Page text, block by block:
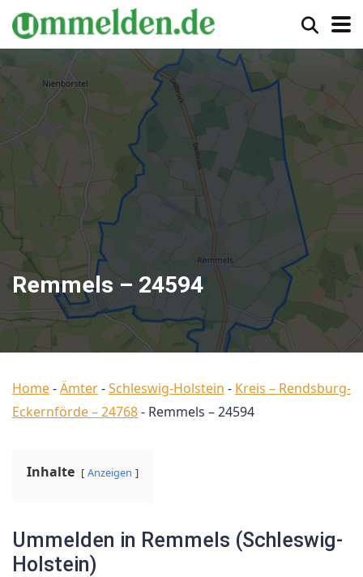
Remmels – 24594
Home-Ämter-Schleswig-Holstein - Kreis – Rendsburg-
Eckernförde – 24768- Remmels – 24594
Inhalte Anzeigen
Ummelden in Remmels (Schleswig-
Holstein)